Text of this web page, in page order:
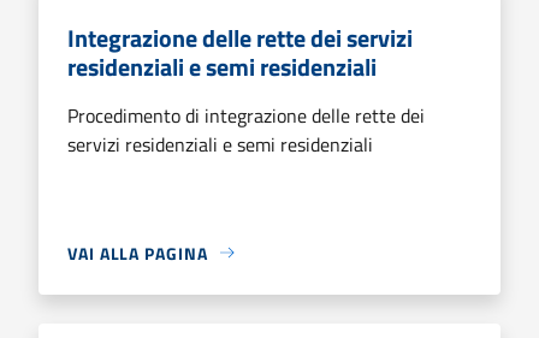
Integrazione delle rette dei servizi
residenziali e semi residenziali
Procedimento di integrazione delle rette dei
servizi residenziali e semi residenziali
VAI ALLA PAGINA